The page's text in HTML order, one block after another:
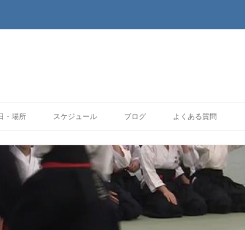
・場所 スケジュール ブログ よくある質問